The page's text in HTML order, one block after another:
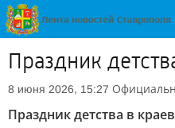
Праздник
8 июня 2026, 15:27
Праздник детства в